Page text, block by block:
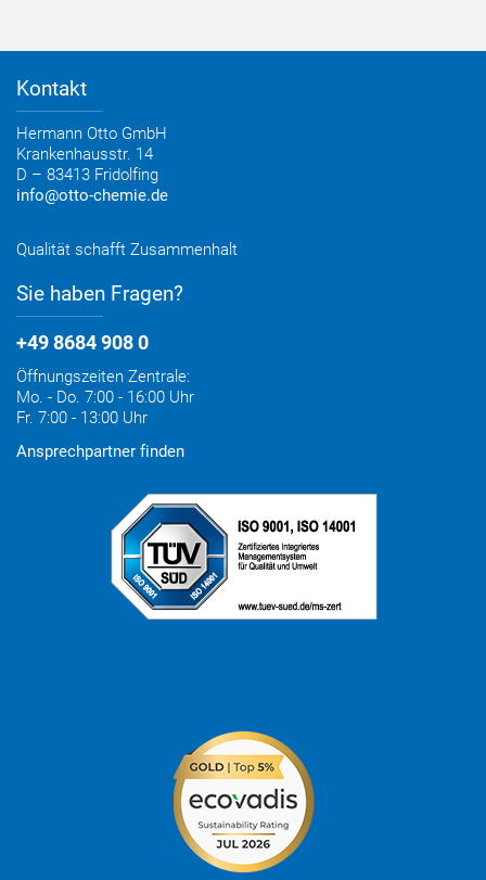
Verbrauchsrechner
Medienportal
Bestelloptionen
Elektronischer Rechnungsversand
Entsorgung & Verpackungsrücknahme
Kontakt
Hermann Otto GmbH
Krankenhausstr. 14
D – 83413 Fridolfing
info@otto-chemie.de
Qualität schafft Zusammenhalt
Sie haben Fragen?
+49 8684 908 0
Öffnungszeiten Zentrale:
Mo. - Do. 7:00 - 16:00 Uhr
Fr. 7:00 - 13:00 Uhr
Ansprechpartner finden